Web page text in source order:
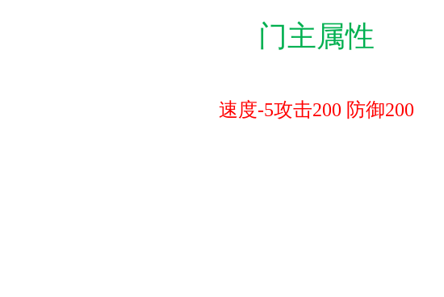
门主属性
速度-5攻击200 防御200